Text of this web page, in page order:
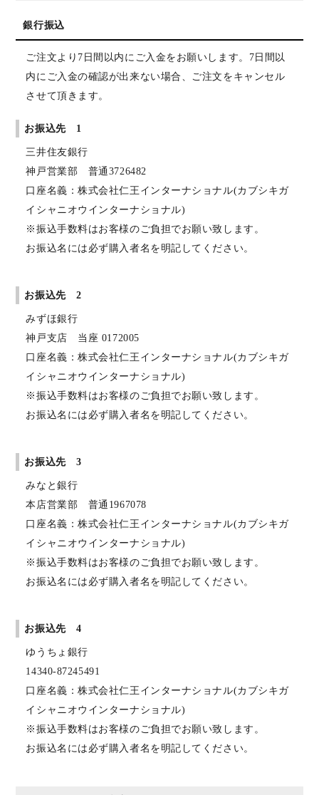
銀行振込
ご注文より7日間以内にご入金をお願いします。7日間以
内にご入金の確認が出来ない場合、ご注文をキャンセル
させて頂きます。
お振込先 1
三井住友銀行
神戸営業部 普通3726482
口座名義：株式会社仁王インターナショナル(カブシキガ
イシャニオウインターナショナル)
※振込手数料はお客様のご負担でお願い致します。
お振込名には必ず購入者名を明記してください。
お振込先 2
みずほ銀行
神戸支店 当座 0172005
口座名義：株式会社仁王インターナショナル(カブシキガ
イシャニオウインターナショナル)
※振込手数料はお客様のご負担でお願い致します。
お振込名には必ず購入者名を明記してください。
お振込先 3
みなと銀行
本店営業部 普通1967078
口座名義：株式会社仁王インターナショナル(カブシキガ
イシャニオウインターナショナル)
※振込手数料はお客様のご負担でお願い致します。
お振込名には必ず購入者名を明記してください。
お振込先 4
ゆうちょ銀行
14340-87245491
口座名義：株式会社仁王インターナショナル(カブシキガ
イシャニオウインターナショナル)
※振込手数料はお客様のご負担でお願い致します。
お振込名には必ず購入者名を明記してください。